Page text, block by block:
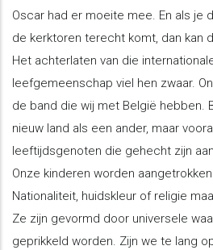
Oscar had er moeite mee. En als je
de kerktoren terecht komt, dan kan
Het achterlaten van die
leefgemeenschap viel hen zwaar.
de band die wij met België hebben.
nieuw land als een ander, maar
leeftijdsgenoten die gehecht zijn
Onze kinderen worden
Nationaliteit, huidskleur of religie
Ze zijn gevormd door universele
geprikkeld worden. Zijn we te lang